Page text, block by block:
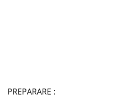
PREPARARE :